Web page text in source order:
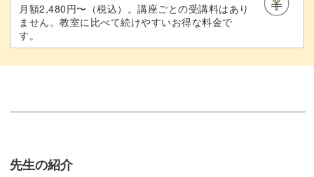
月額2,480円〜（税込）。講座ごとの受講料はあり
ません。教室に比べて続けやすいお得な料金で
す。
先生の紹介